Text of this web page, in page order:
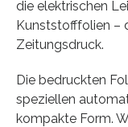
die elektrischen
Kunststofffolien –
Zeitungsdruck.
Die bedruckten
speziellen
kompakte Form.